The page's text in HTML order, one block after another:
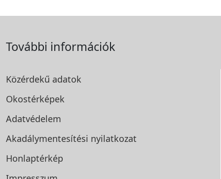
További információk
Közérdekű adatok
Okostérképek
Adatvédelem
Akadálymentesítési nyilatkozat
Honlaptérkép